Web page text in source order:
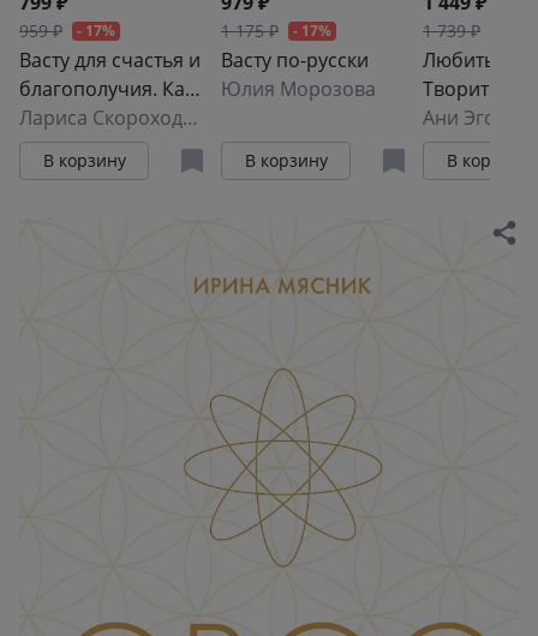
959 ₽ - 17%
Васту для счастья и
благополучия. Как
сделать свой дом
источником сил,
вдохновения,
Лариса Скороходова
В корзину
1 175 ₽ - 17%
Васту по-русски
Юлия Морозова
В корзину
1 739 ₽
Любить.
Творить
Ани Эгоиста
В корзину